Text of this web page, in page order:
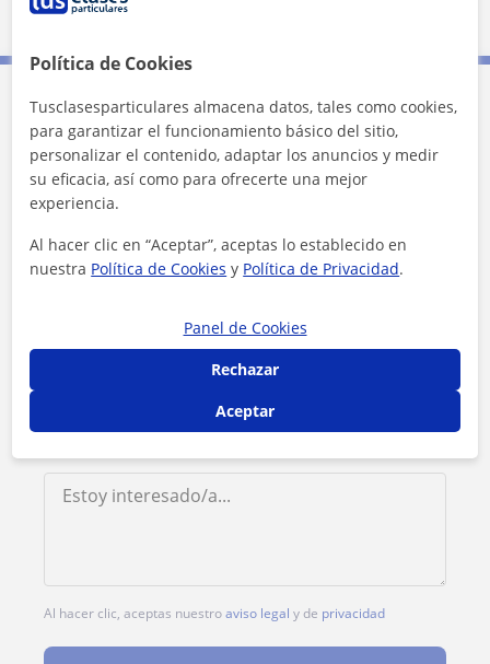
Contacta con Caleb
Tarifa
1ª clase gratis
Al hacer clic, aceptas nuestroaviso legal y de privacidad
Política de Cookies
Tusclasesparticulares almacena datos, tales como cookies,
para garantizar el funcionamiento básico del sitio,
personalizar el contenido, adaptar los anuncios y medir
su eficacia, así como para ofrecerte una mejor
experiencia.
Al hacer clic en “Aceptar”, aceptas lo establecido en
nuestra Política de Cookies y Política de Privacidad.
Panel de Cookies
Rechazar
Aceptar